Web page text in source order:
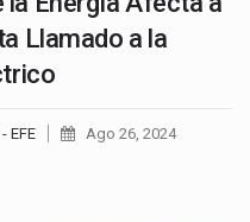
Llamado a la
EFE Ago 26, 2024